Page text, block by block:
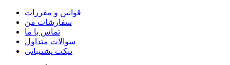
قوانین و مقررات
سفارشات من
تماس با ما
سوالات متداول
تیکت پشتیبانی